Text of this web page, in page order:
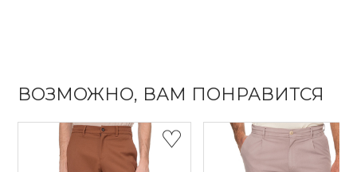
ВОЗМОЖНО, ВАМ ПОНРАВИТСЯ